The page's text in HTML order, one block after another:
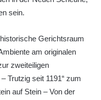
sein.
Gerichtsraum
am originalen
zweiteiligen
Trutzig seit 1191“ zum
auf Stein – Von der